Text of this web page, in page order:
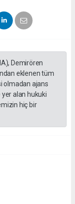
Demirören
eklenen tüm
olmadan ajans
alan hukuki
hiç bir